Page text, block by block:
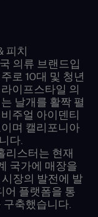
피치
의류 브랜드입
로 10대 및 청년
이프스타일 의
날개를 활짝 펼
주얼 아이덴티
며 캘리포니아
다.
리스터는 현재
국가에 매장을
장의 발전에 발
어 플랫폼을 통
축했습니다.